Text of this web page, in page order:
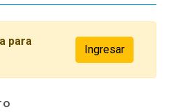
para
Ingresar